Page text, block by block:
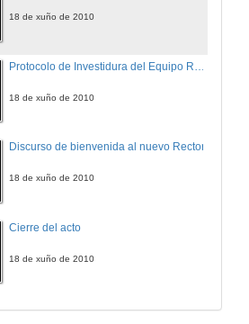
18 de xuño de 2010
18 de xuño de 2010
Discurso de bienvenida al nuevo Rector
18 de xuño de 2010
Cierre del acto
18 de xuño de 2010